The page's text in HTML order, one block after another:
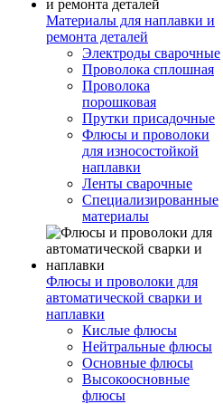
Материалы для наплавки и
ремонта деталей
Электроды сварочные
Проволока сплошная
Проволока
порошковая
Прутки присадочные
Флюсы и проволоки
для износостойкой
наплавки
Ленты сварочные
Специализированные
материалы
Флюсы и проволоки для
автоматической сварки и
наплавки
Кислые флюсы
Нейтральные флюсы
Основные флюсы
Высокоосновные
флюсы